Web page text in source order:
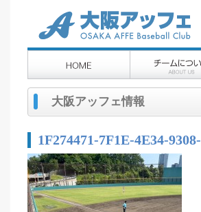
大阪アッフェ情報
1F274471-7F1E-4E34-